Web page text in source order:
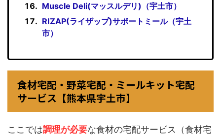
Muscle Deli(マッスルデリ)（宇土市）
RIZAP(ライザップ)サポートミール（宇土
市）
食材宅配・野菜宅配・ミールキット宅配
サービス【熊本県宇土市】
ここでは調理が必要な食材の宅配サービス（食材宅